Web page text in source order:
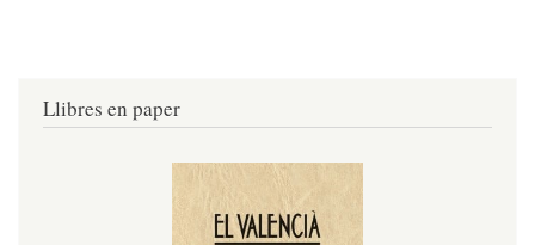
Llibres en paper